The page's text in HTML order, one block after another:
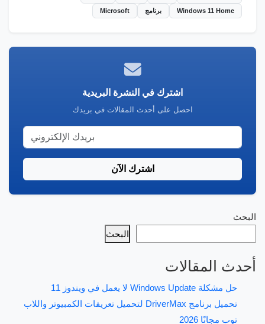
Windows 11 Home برنامج Microsoft
اشترك في النشرة البريدية
احصل على أحدث المقالات في بريدك
اشترك الآن
البحث
البحث
أحدث المقالات
حل مشكلة Windows Update لا يعمل في ويندوز 11
تحميل برنامج DriverMax لتحميل تعريفات الكمبيوتر واللاب
توب مجانًا 2026